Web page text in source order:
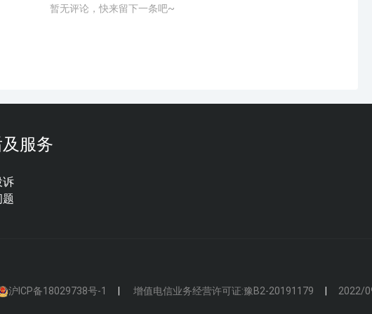
暂无评论，快来留下一条吧~
服务
诉
题
沪ICP备18029738号-1 增值电信业务经营许可证:豫B2-20191179 2022/